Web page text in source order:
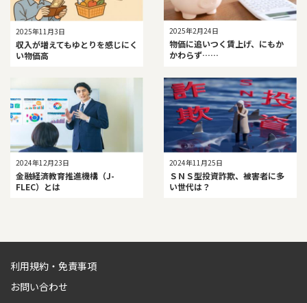
2025年11月3日
収入が増えてもゆとりを感じにく
い物価高
2025年2月24日
物価に追いつく賃上げ、にもか
かわらず……
2024年12月23日
金融経済教育推進機構（J-
FLEC）とは
2024年11月25日
ＳＮＳ型投資詐欺、被害者に多
い世代は？
利用規約・免責事項
お問い合わせ